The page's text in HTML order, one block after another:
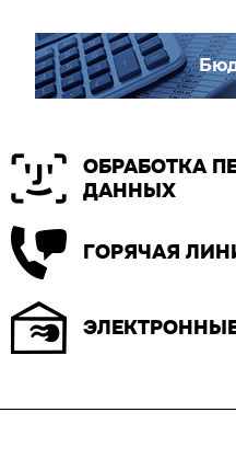
ОБРАБОТКА
ДАННЫХ
ГОРЯЧАЯ